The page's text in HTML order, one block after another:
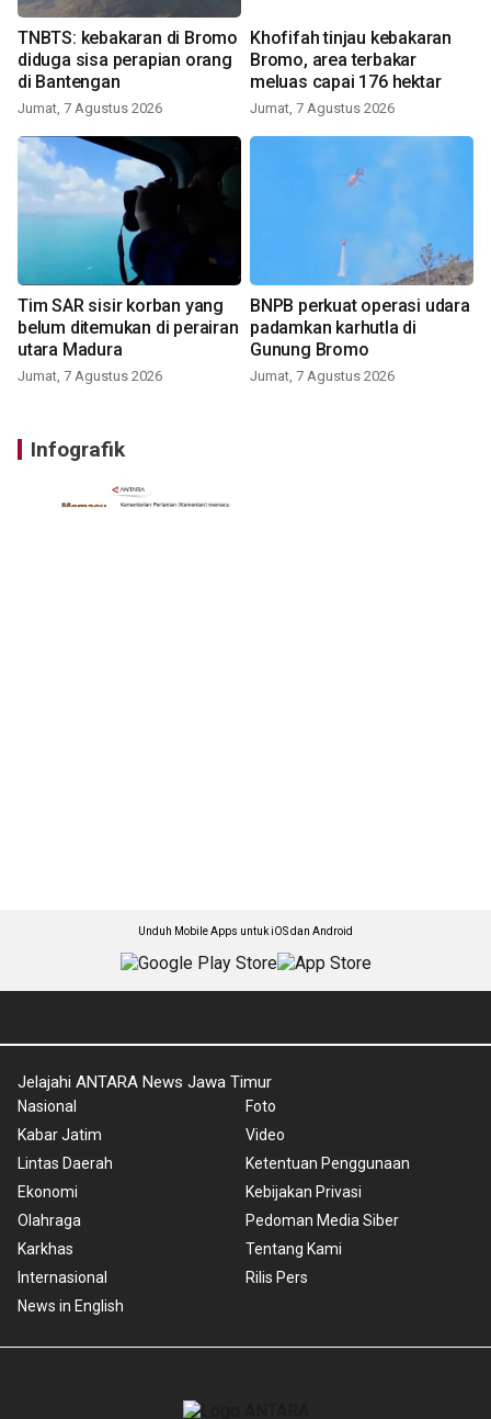
TNBTS: kebakaran di Bromo
diduga sisa perapian orang
di Bantengan
Jumat, 7 Agustus 2026
Khofifah tinjau kebakaran
Bromo, area terbakar
meluas capai 176 hektar
Jumat, 7 Agustus 2026
Tim SAR sisir korban yang
belum ditemukan di perairan
utara Madura
Jumat, 7 Agustus 2026
BNPB perkuat operasi udara
padamkan karhutla di
Gunung Bromo
Jumat, 7 Agustus 2026
Infografik
Unduh Mobile Apps untuk iOS dan Android
Jelajahi ANTARA News Jawa Timur
Nasional
Kabar Jatim
Lintas Daerah
Ekonomi
Olahraga
Karkhas
Internasional
News in English
Foto
Video
Ketentuan Penggunaan
Kebijakan Privasi
Pedoman Media Siber
Tentang Kami
Rilis Pers